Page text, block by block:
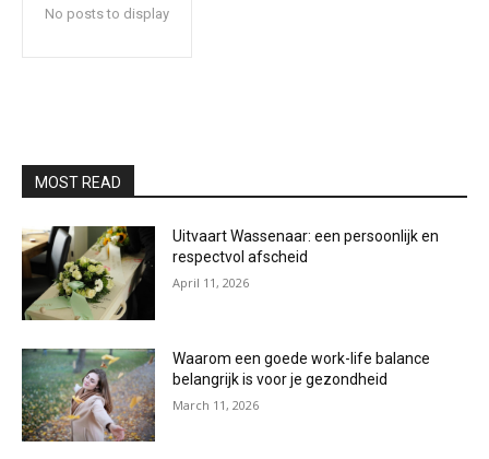
No posts to display
MOST READ
Uitvaart Wassenaar: een persoonlijk en
respectvol afscheid
April 11, 2026
Waarom een goede work-life balance
belangrijk is voor je gezondheid
March 11, 2026